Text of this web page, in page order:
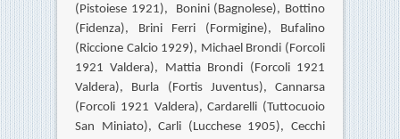
(Pistoiese 1921), Bonini (Bagnolese), Bottino
(Fidenza), Brini Ferri (Formigine), Bufalino
(Riccione Calcio 1929), Michael Brondi (Forcoli
1921 Valdera), Mattia Brondi (Forcoli 1921
Valdera), Burla (Fortis Juventus), Cannarsa
(Forcoli 1921 Valdera), Cardarelli (Tuttocuoio
San Miniato), Carli (Lucchese 1905), Cecchi